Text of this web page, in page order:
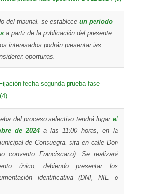
del tribunal, se establece un periodo
a partir de la publicación del presente
interesados podrán presentar las
oportunas.
fecha segunda prueba fase
del proceso selectivo tendrá lugar el
de 2024a las 11:00 horas, en la
de Consuegra, sita en calle Don
convento Franciscano). Se realizará
único, debiendo presentar los
identificativa (DNI, NIE o